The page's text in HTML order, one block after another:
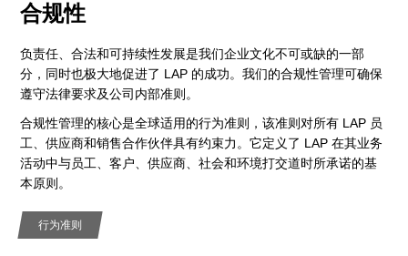
合规性
负责任、合法和可持续性发展是我们企业文化不可或缺的一部
分，同时也极大地促进了 LAP 的成功。我们的合规性管理可确保
遵守法律要求及公司内部准则。
合规性管理的核心是全球适用的行为准则，该准则对所有 LAP 员
工、供应商和销售合作伙伴具有约束力。它定义了 LAP 在其业务
活动中与员工、客户、供应商、社会和环境打交道时所承诺的基
本原则。
行为准则